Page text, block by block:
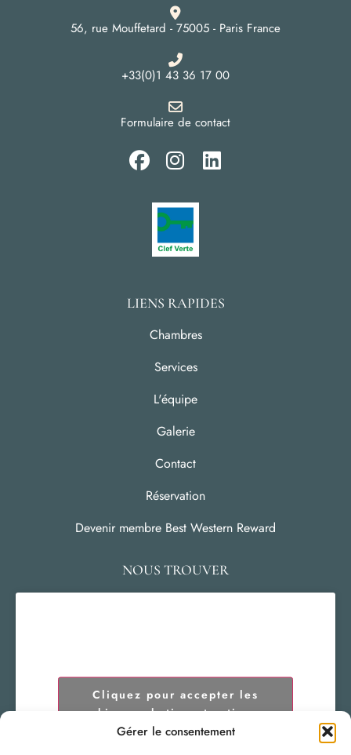
Gérer le consentement
56, rue Mouffetard - 75005 - Paris France
+33(0)1 43 36 17 00
Formulaire de contact
LIENS RAPIDES
Chambres
Services
L'équipe
Galerie
Contact
Réservation
Devenir membre Best Western Reward
NOUS TROUVER
Cliquez pour accepter les
cookies marketing et activer ce
contenu